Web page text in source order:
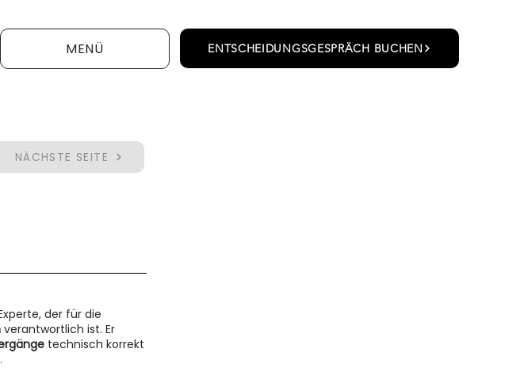
MENÜ ENTSCHEIDUNGSGESPRÄCH BUCHEN
NÄCHSTE SEITE
der für die
verantwortlich ist. Er
technisch korrekt